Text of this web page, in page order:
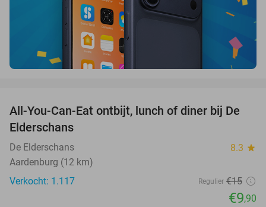
34%
All-You-Can-Eat ontbijt, lunch of diner bij De
Elderschans
De Elderschans 8.3 star
Aardenburg (12 km)
Verkocht: 1.117
Regulier €15
€9,90